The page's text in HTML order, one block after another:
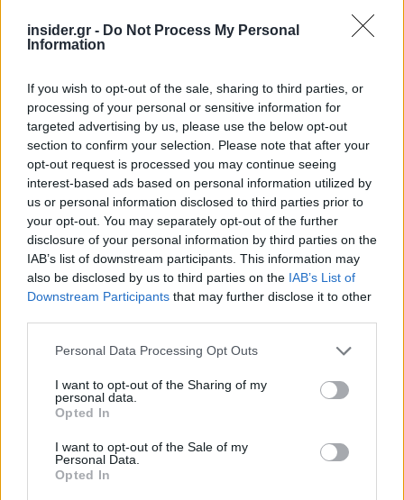
insider.gr - Do Not Process My Personal
Information
If you wish to opt-out of the sale, sharing to third parties, or
processing of your personal or sensitive information for
targeted advertising by us, please use the below opt-out
section to confirm your selection. Please note that after your
opt-out request is processed you may continue seeing
interest-based ads based on personal information utilized by
us or personal information disclosed to third parties prior to
your opt-out. You may separately opt-out of the further
disclosure of your personal information by third parties on the
IAB’s list of downstream participants. This information may
also be disclosed by us to third parties on the IAB’s List of
Downstream Participants that may further disclose it to other
Please note that this website/app uses one or more Google
not limited to your visit or usage behaviour. You may click to
grant or deny consent to Google and its third-party tags to
use your data for below specified purposes in below Google
consent section.
Personal Data Processing Opt Outs
I want to opt-out of the Sharing of my
personal data.
Opted In
I want to opt-out of the Sale of my
Personal Data.
Opted In